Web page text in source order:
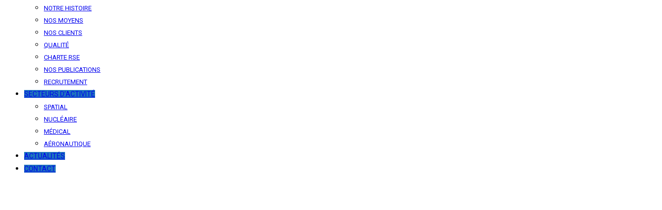
NOTRE HISTOIRE
NOS MOYENS
NOS CLIENTS
QUALITÉ
CHARTE RSE
NOS PUBLICATIONS
RECRUTEMENT
SECTEURS D’ACTIVITÉ
SPATIAL
NUCLÉAIRE
MÉDICAL
AÉRONAUTIQUE
ACTUALITÉS
CONTACT